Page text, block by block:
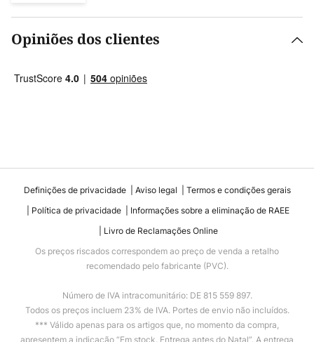
Opiniões dos clientes
Definições de privacidade Aviso legal
Termos e condições gerais
Política de privacidade
Informações sobre a eliminação de RAEE
Livro de Reclamações Online
Os preços riscados correspondem ao preço de venda a retalho
recomendado pelo fabricante (PVC).
Número de IVA intracomunitário: DE 815 559 897.
Todos os preços incluem 23% de IVA. Portes de envio não incluídos.
*** Válido apenas para os artigos que, no momento da compra,
apresentem a indicação “Em stock. Entrega antes do Natal”. A entrega